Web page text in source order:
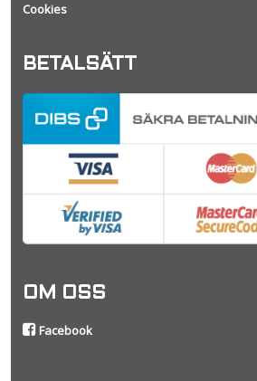
Cookies
BETALSÄTT
OM OSS
Facebook